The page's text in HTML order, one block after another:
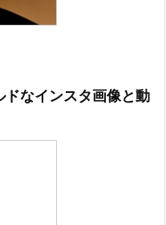
なインスタ画像と動